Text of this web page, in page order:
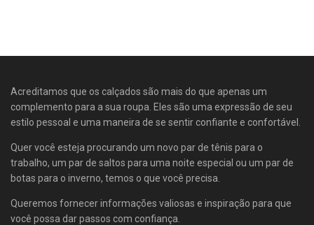
Acreditamos que os calçados são mais do que apenas um
complemento para a sua roupa. Eles são uma expressão de seu
estilo pessoal e uma maneira de se sentir confiante e confortável.
Quer você esteja procurando um novo par de tênis para o
trabalho, um par de saltos para uma noite especial ou um par de
botas para o inverno, temos o que você precisa.
Queremos fornecer informações valiosas e inspiração para que
você possa dar passos com confiança.